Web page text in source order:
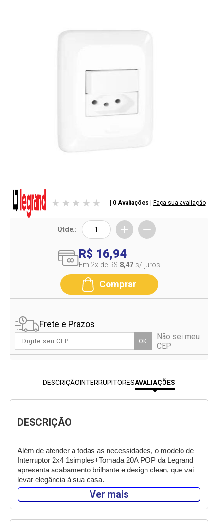
| 0 Avaliações Faça sua avaliação
Qtde.:
R$ 16,94
Em 2x de R$ 8,47 s/ juros
Comprar
Frete e Prazos
OK
Não sei meu
CEP
DESCRIÇÃO INTERRUPITORESAVALIAÇÕES
DESCRIÇÃO
Além de atender a todas as necessidades, o modelo de
Interruptor 2x4 1simples+Tomada 20A POP da Legrand
apresenta acabamento brilhante e design clean, que vai
levar elegância à sua casa.
Presente nos 5 continentes, em mais de 180 países, a
Legrand traz soluções comprovadas mundialmente de
alta tecnologia para instalações elétricas residenciais,
Ver mais